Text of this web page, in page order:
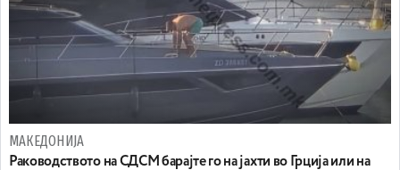
МАКЕДОНИЈА
Раководството на СДСМ барајте го на јахти во Грција или на